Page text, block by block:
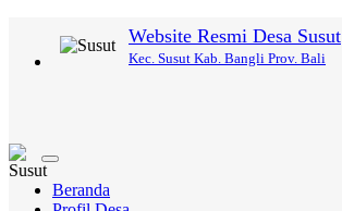
Website Resmi Desa Susut
Kec. Susut Kab. Bangli Prov. Bali
Toggle
navigation
Beranda